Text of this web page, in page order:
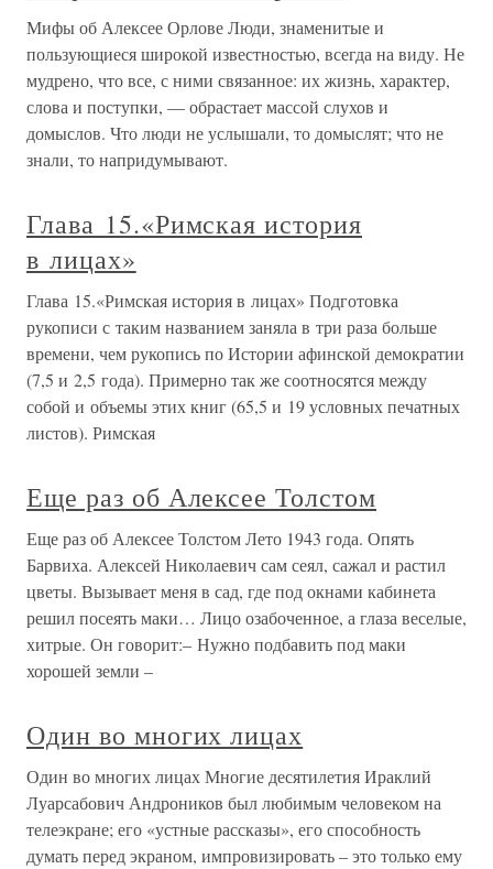
Мифы об Алексее Орлове Люди, знаменитые и
пользующиеся широкой известностью, всегда на виду. Не
мудрено, что все, с ними связанное: их жизнь, характер,
слова и поступки, — обрастает массой слухов и
домыслов. Что люди не услышали, то домыслят; что не
знали, то напридумывают.
Глава 15.«Римская история
в лицах»
Глава 15.«Римская история в лицах» Подготовка
рукописи с таким названием заняла в три раза больше
времени, чем рукопись по Истории афинской демократии
(7,5 и 2,5 года). Примерно так же соотносятся между
собой и объемы этих книг (65,5 и 19 условных печатных
листов). Римская
Еще раз об Алексее Толстом
Еще раз об Алексее Толстом Лето 1943 года. Опять
Барвиха. Алексей Николаевич сам сеял, сажал и растил
цветы. Вызывает меня в сад, где под окнами кабинета
решил посеять маки… Лицо озабоченное, а глаза веселые,
хитрые. Он говорит:– Нужно подбавить под маки
хорошей земли –
Один во многих лицах
Один во многих лицах Многие десятилетия Ираклий
Луарсабович Андроников был любимым человеком на
телеэкране; его «устные рассказы», его способность
думать перед экраном, импровизировать – это только ему